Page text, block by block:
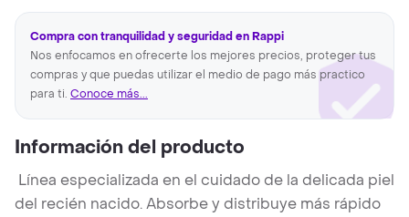
Compra con tranquilidad y seguridad en Rappi
Nos enfocamos en ofrecerte los mejores precios, proteger tus
compras y que puedas utilizar el medio de pago más practico
para ti. Conoce más...
Información del producto
Línea especializada en el cuidado de la delicada piel
del recién nacido. Absorbe y distribuye más rápido